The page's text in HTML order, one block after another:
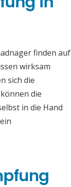
finden auf
wirksam
sich die
die
in die Hand